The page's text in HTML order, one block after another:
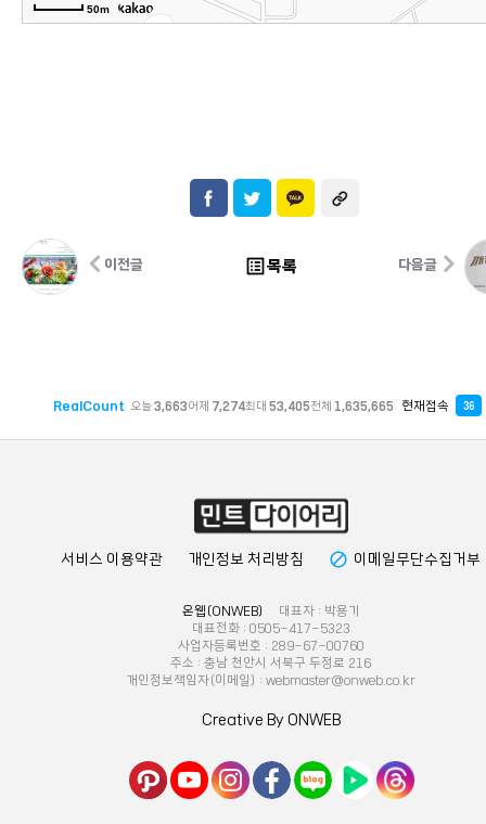
50m
이전글 list_alt 목록 다음글
RealCount 오늘3,663어제 7,274최대 53,405전체 1,635,665 현재접속 36
서비스 이용약관 개인정보 처리방침 block 이메일무단수집거부
온웹(ONWEB)
대표자 : 박용기
대표전화 : 0505-417-5323
사업자등록번호 : 289-67-00760
주소 : 충남 천안시 서북구 두정로 216
개인정보책임자(이메일) : webmaster@onweb.co.kr
Creative By ONWEB